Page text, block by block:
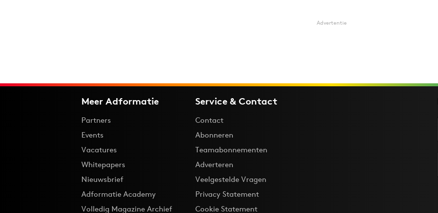
Advertentie
Meer Adformatie
Partners
Events
Vacatures
Whitepapers
Nieuwsbrief
Adformatie Academy
Volledig Magazine Archief
Service & Contact
Contact
Abonneren
Teamabonnementen
Adverteren
Veelgestelde Vragen
Privacy Statement
Cookie Statement